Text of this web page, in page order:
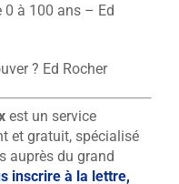
0 à 100 ans – Ed
? Ed Rocher
est un service
et gratuit, spécialisé
auprès du grand
inscrire à la lettre,